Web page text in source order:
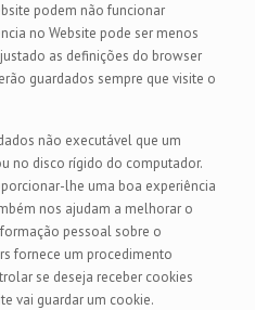
podem não funcionar
no Website pode ser menos
as definições do browser
guardados sempre que visite o
não executável que um
no disco rígido do computador.
lhe uma boa experiência
nos ajudam a melhorar o
pessoal sobre o
fornece um procedimento
se deseja receber cookies
vai guardar um cookie.